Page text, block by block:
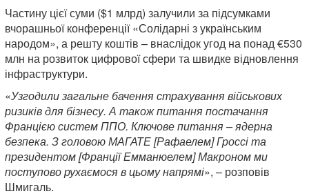
Частину цієї суми ($1 млрд) залучили за підсумками
вчорашньої конференції «Солідарні з українським
народом», а решту коштів – внаслідок угод на понад €530
млн на розвиток цифрової сфери та швидке відновлення
інфраструктури.
«Узгодили загальне бачення страхування військових
ризиків для бізнесу. А також питання постачання
Францією систем ППО. Ключове питання – ядерна
безпека. З головою МАГАТЕ [Рафаелем] Гроссі та
президентом [Франції Емманюелем] Макроном ми
поступово рухаємося в цьому напрямі», – розповів
Шмигаль.